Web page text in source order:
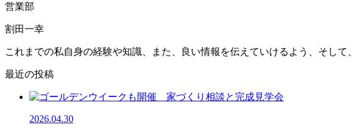
営業部
割田一幸
これまでの私自身の経験や知識、また、良い情報を伝えていけるよう、そし
最近の投稿
2026.04.30